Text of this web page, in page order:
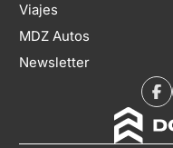
Viajes
MDZ Autos
Newsletter